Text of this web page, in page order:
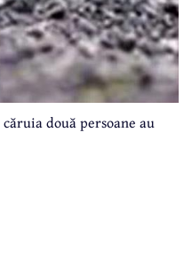
două persoane au